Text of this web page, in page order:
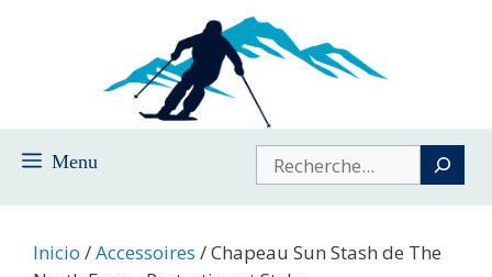
Menu Buscar
Inicio /Accessoires / Chapeau Sun Stash de The